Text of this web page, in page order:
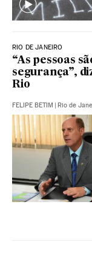
RIO DE JANEIRO
“As pessoas
segurança”,
Rio
FELIPE BETIM | Rio de